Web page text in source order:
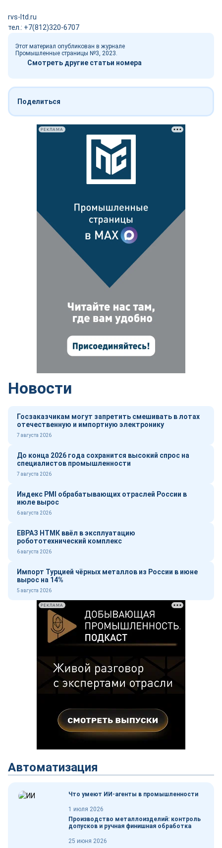
rvs-ltd.ru
тел.: +7(812)320-6707
Этот материал опубликован в журнале
Промышленные страницы №3, 2023.
Смотреть другие статьи номера
Поделиться
РЕКЛАМА
Новости
Госзаказчикам могут запретить смешивать в лотах
отечественную и импортную электронику
7 августа 2026
До конца 2026 года сохранится высокий спрос на
специалистов промышленности
7 августа 2026
Индекс PMI обрабатывающих отраслей России в
июле вырос
6 августа 2026
ЕВРАЗ НТМК ввёл в эксплуатацию
робототехнический комплекс
6 августа 2026
Импорт Турцией чёрных металлов из России в июне
вырос на 14%
5 августа 2026
РЕКЛАМА
Автоматизация
Что умеют ИИ-агенты в промышленности
1 июля 2026
Производство металлоизделий: контроль
допусков и ручная финишная обработка
25 июня 2026